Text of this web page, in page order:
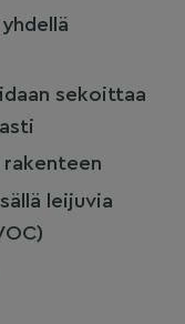
sekoittaa
rakenteen
leijuvia